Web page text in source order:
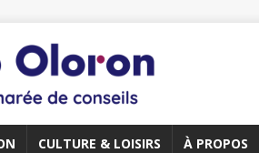
CULTURE & LOISIRS À PROPOS